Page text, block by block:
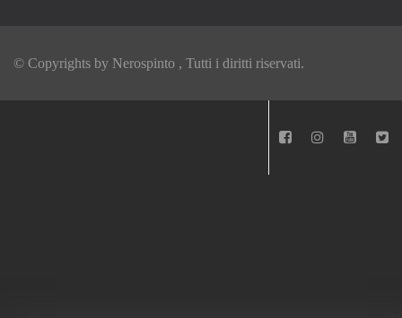
© Copyrights by Nerospinto , Tutti i diritti riservati.